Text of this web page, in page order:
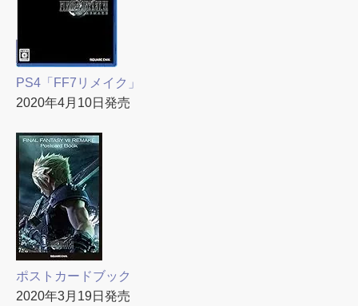
PS4「FF7リメイク」
2020年4月10日発売
ポストカードブック
2020年3月19日発売